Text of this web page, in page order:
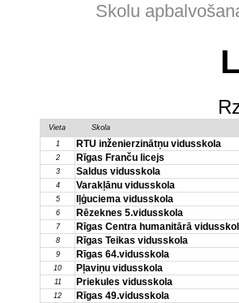
Skolu
Vieta
Skola
1
RTU inženierzinātņu vidusskola
2 Rīgas Franču licejs
3 Saldus vidusskola
4 Varakļānu vidusskola
5 Iļģuciema vidusskola
6 Rēzeknes 5.vidusskola
7 Rīgas Centra humanitārā
8 Rīgas Teikas vidusskola
9 Rīgas 64.vidusskola
10 Pļaviņu vidusskola
11 Priekules vidusskola
12 Rīgas 49.vidusskola